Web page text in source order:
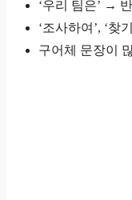
‘우리 팀은’ →
‘조사하여’, ‘찾
구어체 문장이